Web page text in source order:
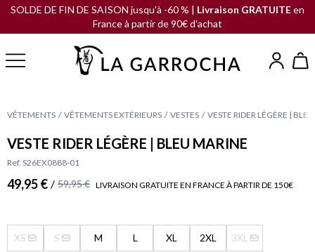
SOLDE DE FIN DE SAISON jusqu'à -60 % | Livraison GRATUITEen
France à partir de 90€ d'achat
VÊTEMENTS VÊTEMENTS EXTÉRIEURS VESTES VESTE RIDER LÉGÈRE |
VESTE RIDER LÉGÈRE | BLEU MARINE
Ref. S26EX0888-01
49,95 € / 59,95 € LIVRAISON GRATUITE EN FRANCE À PARTIR DE 150€
XS S M L XL 2XL 3XL